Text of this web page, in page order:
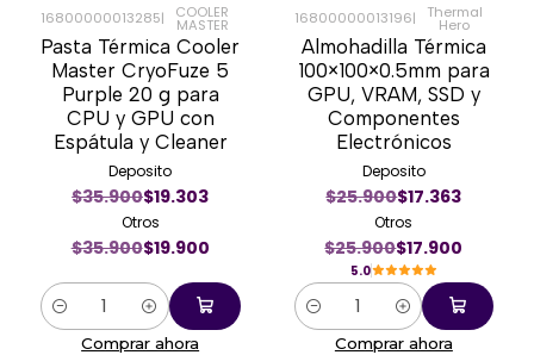
-45%
16800000013285| COOLER
MASTER
Pasta Térmica Cooler
Master CryoFuze 5
Purple 20 g para
CPU y GPU con
Espátula y Cleaner
Deposito
$35.900$19.303
Otros
$35.900$19.900
Cantidad
Comprar ahora
-31%
16800000013196| Thermal
Hero
Almohadilla Térmica
100×100×0.5mm para
GPU, VRAM, SSD y
Componentes
Electrónicos
Deposito
$25.900$17.363
Otros
$25.900$17.900
5.0
Cantidad
Comprar ahora